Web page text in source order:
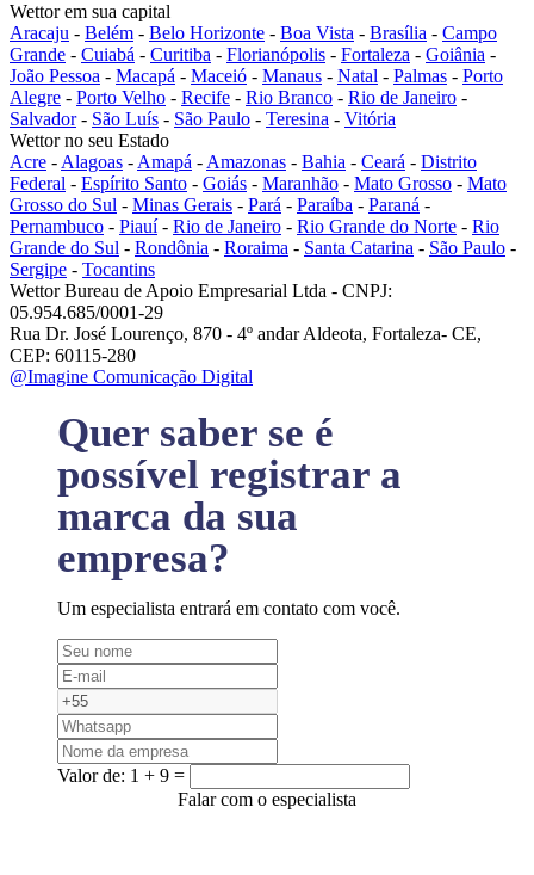
Wettor em sua capital
Aracaju - Belém - Belo Horizonte - Boa Vista - Brasília - Campo
Grande - Cuiabá - Curitiba - Florianópolis - Fortaleza - Goiânia -
João Pessoa - Macapá - Maceió - Manaus - Natal - Palmas - Porto
Alegre - Porto Velho - Recife - Rio Branco - Rio de Janeiro -
Salvador- São Luís - São Paulo - Teresina - Vitória
Wettor no seu Estado
Acre - Alagoas - Amapá - Amazonas - Bahia - Ceará - Distrito
Federal - Espírito Santo - Goiás - Maranhão - Mato Grosso - Mato
Grosso do Sul - Minas Gerais - Pará - Paraíba - Paraná -
Pernambuco - Piauí- Rio de Janeiro - Rio Grande do Norte - Rio
Grande do Sul - Rondônia - Roraima - Santa Catarina - São Paulo -
Sergipe - Tocantins
Wettor Bureau de Apoio Empresarial Ltda - CNPJ:
05.954.685/0001-29
Rua Dr. José Lourenço, 870 - 4º andar Aldeota, Fortaleza- CE,
CEP: 60115-280
@Imagine Comunicação Digital
Quer saber se é
possível registrar a
marca da sua
empresa?
Um especialista entrará em contato com você.
Valor de: 1 + 9 =
Falar com o especialista